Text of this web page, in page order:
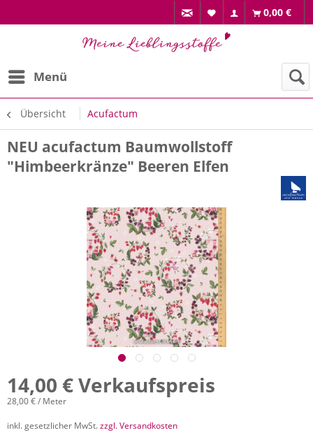
0,00 €
Menü
Übersicht Acufactum
NEU acufactum Baumwollstoff
"Himbeerkränze" Beeren Elfen
14,00 € Verkaufspreis
28,00 € / Meter
inkl. gesetzlicher MwSt.zzgl. Versandkosten